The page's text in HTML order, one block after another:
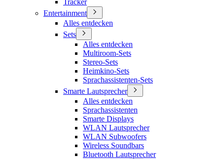
Tracker
Entertainment
Alles entdecken
Sets
Alles entdecken
Multiroom-Sets
Stereo-Sets
Heimkino-Sets
Sprachassistenten-Sets
Smarte Lautsprecher
Alles entdecken
Sprachassistenten
Smarte Displays
WLAN Lautsprecher
WLAN Subwoofers
Wireless Soundbars
Bluetooth Lautsprecher